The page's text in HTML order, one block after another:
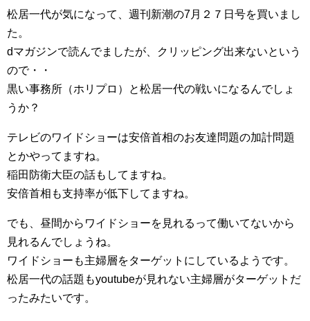
松居一代が気になって、週刊新潮の7月２７日号を買いまし
た。
dマガジンで読んでましたが、クリッピング出来ないという
ので・・
黒い事務所（ホリプロ）と松居一代の戦いになるんでしょ
うか？
テレビのワイドショーは安倍首相のお友達問題の加計問題
とかやってますね。
稲田防衛大臣の話もしてますね。
安倍首相も支持率が低下してますね。
でも、昼間からワイドショーを見れるって働いてないから
見れるんでしょうね。
ワイドショーも主婦層をターゲットにしているようです。
松居一代の話題もyoutubeが見れない主婦層がターゲットだ
ったみたいです。